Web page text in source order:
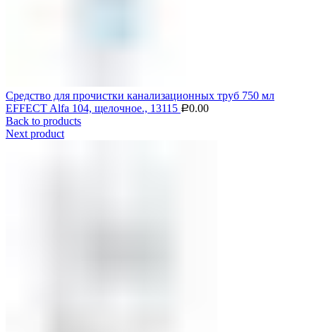
Средство для прочистки канализационных труб 750 мл
EFFECT Alfa 104, щелочное., 13115 Р0.00
Back to products
Next product